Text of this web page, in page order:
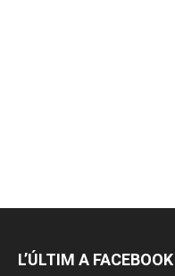
L’ÚLTIM A FACEBOOK